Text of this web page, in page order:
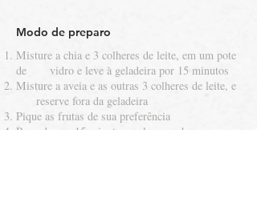
Modo de preparo
Misture a chia e 3 colheres de leite, em um pote
de vidro e leve à geladeira por 15 minutos
Misture a aveia e as outras 3 colheres de leite, e
reserve fora da geladeira
Pique as frutas de sua preferência
Passados os 15 minutos, coloque sobre a